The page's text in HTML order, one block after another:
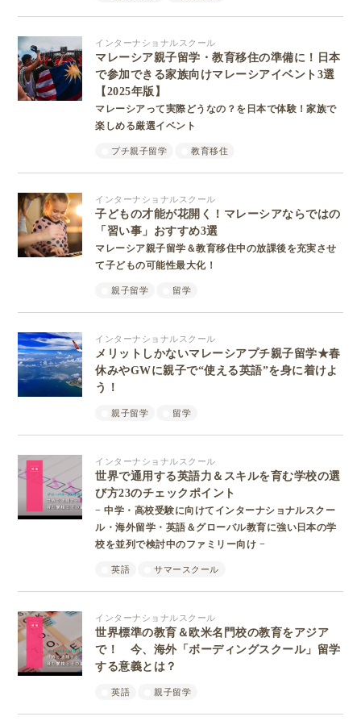
インターナショナルスクール
マレーシア親子留学・教育移住の準備に！日本
で参加できる家族向けマレーシアイベント3選
【2025年版】
マレーシアって実際どうなの？を日本で体験！家族で
楽しめる厳選イベント
プチ親子留学 教育移住
インターナショナルスクール
子どもの才能が花開く！マレーシアならではの
「習い事」おすすめ3選
マレーシア親子留学＆教育移住中の放課後を充実させ
て子どもの可能性最大化！
親子留学 留学
インターナショナルスクール
メリットしかないマレーシアプチ親子留学★春
休みやGWに親子で“使える英語”を身に着けよ
う！
親子留学 留学
インターナショナルスクール
世界で通用する英語力＆スキルを育む学校の選
び方23のチェックポイント
− 中学・高校受験に向けてインターナショナルスクー
ル・海外留学・英語＆グローバル教育に強い日本の学
校を並列で検討中のファミリー向け −
英語 サマースクール
インターナショナルスクール
世界標準の教育＆欧米名門校の教育をアジア
で！ 今、海外「ボーディングスクール」留学
する意義とは？
英語 親子留学